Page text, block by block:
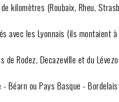
kilomètres (Roubaix, Rheu,
avec les Lyonnais (ils montaient
Rodez, Decazeville et du
Béarn ou Pays Basque -